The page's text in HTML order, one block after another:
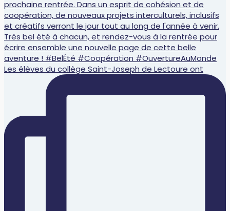
Les élèves du collège Saint-Joseph de Lectoure ont